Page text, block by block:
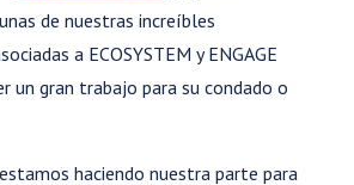
de nuestras increíbles
a ECOSYSTEM y ENGAGE
un gran trabajo para su condado o
haciendo nuestra parte para